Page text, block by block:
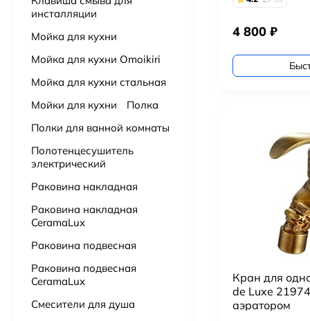
4 800 ₽
Кран для
de Luxe
аэратором
3 000₽
инсталляции
Мойка для кухни
Мойка для кухни Omoikiri
Мойка для кухни стальная
Мойки для кухни
Полка
Полки для ванной комнаты
Полотенцесушитель
электрический
Раковина накладная
Раковина накладная
CeramaLux
Раковина подвесная
Раковина подвесная
CeramaLux
Смесители для душа